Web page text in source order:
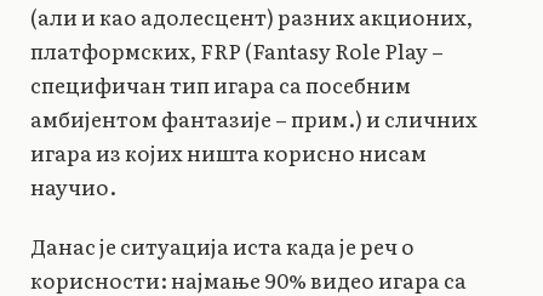
(али и као адолесцент) разних акционих,
платформских, FRP (Fantasy Role Play –
специфичан тип игара са посебним
амбијентом фантазије – прим.) и сличних
игара из којих ништа корисно нисам
научио.
Данас је ситуација иста када је реч о
корисности: најмање 90% видео игара са